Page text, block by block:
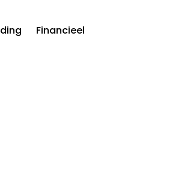
Financieel